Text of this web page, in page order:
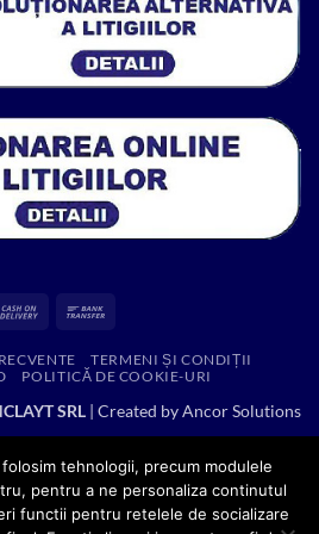
Cash
DeliveryTERMENI ȘI CONDIȚII
POLITICĂ DE COOKIE-URI
SRL| Created byAncor Solutions
tehnologii, precum modulele
pentru a ne personaliza continutul
functii pentru retelele de socializare